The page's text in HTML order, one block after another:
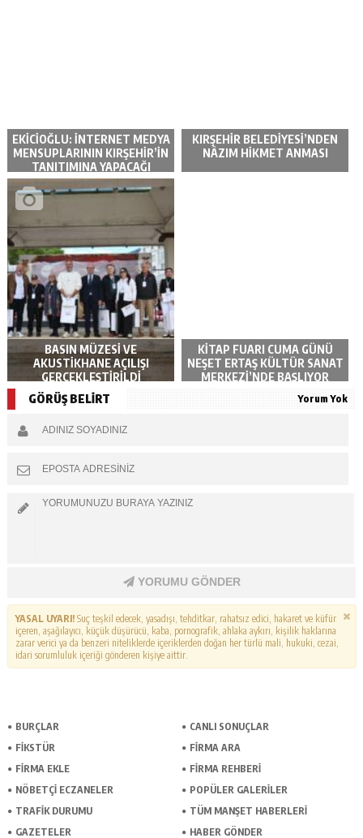
EKİCİOĞLU: İNTERNET MEDYA
MENSUPLARININ KIRŞEHİR’İN
TANITIMINA YAPACAĞI
KATKILAR ÇOK ÖNEMLİ
KIRŞEHİR BELEDİYESİ’NDEN
NÂZIM HİKMET ANMASI
BASIN MÜZESİ VE
AKUSTİKHANE AÇILIŞI
GERÇEKLEŞTİRİLDİ
KİTAP FUARI CUMA GÜNÜ
NEŞET ERTAŞ KÜLTÜR SANAT
MERKEZİ’NDE BAŞLIYOR
GÖRÜŞ BELİRT
Yorum Yok
YORUMU GÖNDER
YASAL UYARI!Suç teşkil edecek, yasadışı, tehditkar, rahatsız edici, hakaret ve küfür
içeren, aşağılayıcı, küçük düşürücü, kaba, pornografik, ahlaka aykırı, kişilik haklarına
zarar verici ya da benzeri niteliklerde içeriklerden doğan her türlü mali, hukuki, cezai,
idari sorumluluk içeriği gönderen kişiye aittir.
BURÇLAR
CANLI SONUÇLAR
FİKSTÜR
FİRMA ARA
FİRMA EKLE
FİRMA REHBERİ
NÖBETÇİ ECZANELER
POPÜLER GALERİLER
TRAFİK DURUMU
TÜM MANŞET HABERLERİ
GAZETELER
HABER GÖNDER